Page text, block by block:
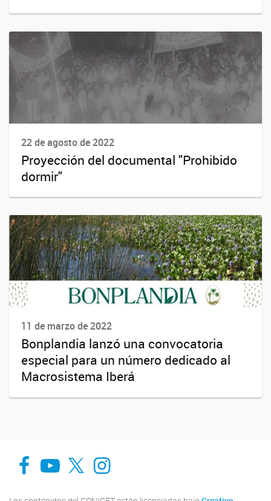
22 de agosto de 2022
Proyección del documental "Prohibido
dormir"
11 de marzo de 2022
Bonplandia lanzó una convocatoria
especial para un número dedicado al
Macrosistema Iberá
Facebook
You TubeTwitterInstagram